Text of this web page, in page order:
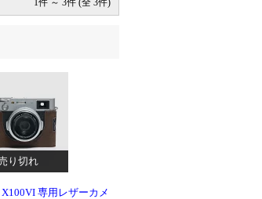
1件 ～ 3件 (全 3件)
り切れ
X100VI 専用レザーカメ